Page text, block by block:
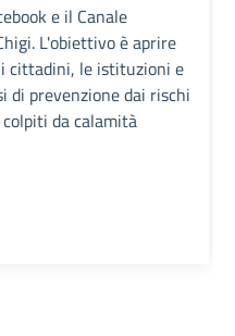
e il Canale
L'obiettivo è aprire
cittadini, le istituzioni e
di prevenzione dai rischi
da calamità